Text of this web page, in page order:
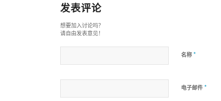
发表评论
想要加入讨论吗？
请自由发表意见！
名称 *
电子邮件 *